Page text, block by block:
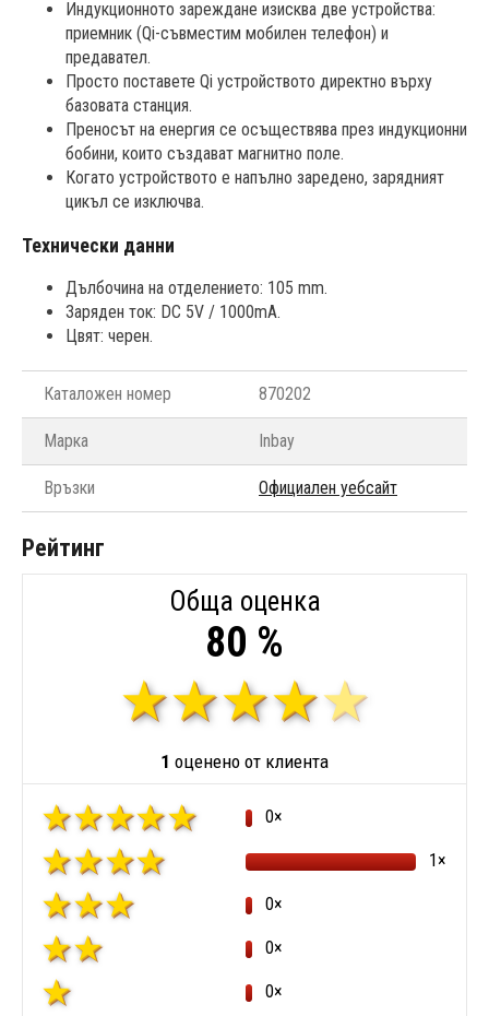
Индукционното зареждане изисква две устройства:
приемник (Qi-съвместим мобилен телефон) и
предавател.
Просто поставете Qi устройството директно върху
базовата станция.
Преносът на енергия се осъществява през индукционни
бобини, които създават магнитно поле.
Когато устройството е напълно заредено, зарядният
цикъл се изключва.
Технически данни
Дълбочина на отделението: 105 mm.
Заряден ток: DC 5V / 1000mA.
Цвят: черен.
Каталожен номер 870202
Марка Inbay
Връзки Официален уебсайт
Рейтинг
Обща оценка
80 %
1 оценено от клиента
0×
1×
0×
0×
0×